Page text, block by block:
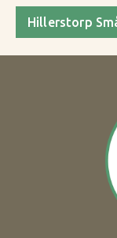
Hillerstorp